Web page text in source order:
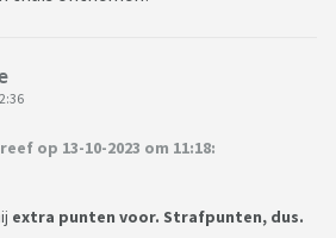
op 13-10-2023 om 11:18:
extra punten voor. Strafpunten, dus.